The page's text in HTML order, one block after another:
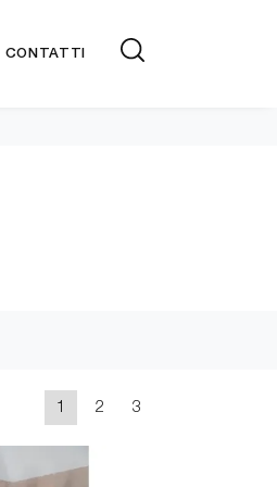
CONTATTI
1 2 3